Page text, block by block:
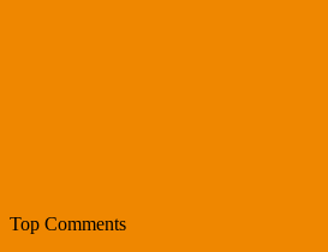
Top Comments